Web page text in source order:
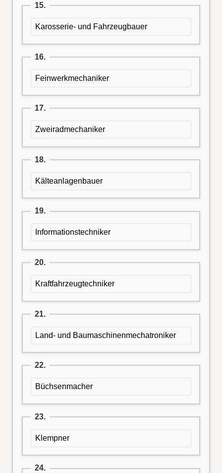
15.
Karosserie- und Fahrzeugbauer
16.
Feinwerkmechaniker
17.
Zweiradmechaniker
18.
Kälteanlagenbauer
19.
Informationstechniker
20.
Kraftfahrzeugtechniker
21.
Land- und Baumaschinenmechatroniker
22.
Büchsenmacher
23.
Klempner
24.